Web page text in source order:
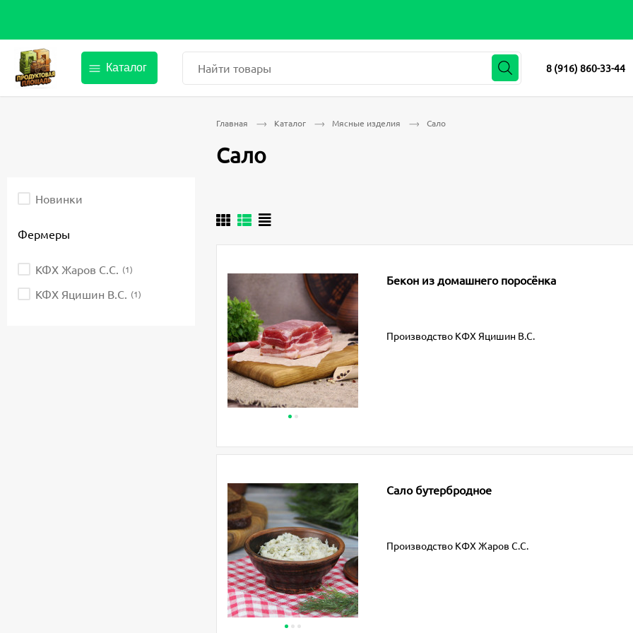
Каталог Найти товары 8 (916) 860-33-44
Выберите
параметры
После
изменения
элемента
обновится.
Новинки
Фермеры
КФХ Жаров С.С. (1)
КФХ Яцишин В.С. (1)
Главная Каталог Мясные изделия Сало
Сало
Бекон из домашнего поросёнка
Производство КФХ Яцишин В.С.
Сало бутербродное
Производство КФХ Жаров С.С.